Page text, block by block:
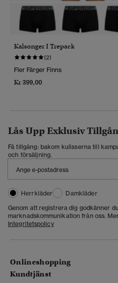
Kalsonger I Trepack
(2)
Fler Färger Finns
Kr 399,00
Lås Upp Exklusiv
Få tillgång: bakom kulisserna till
och försäljning.
Herrkläder
Damkläder
Genom att registrera dig godkänner
marknadskommunikation från oss.
Integritetspolicy
Onlineshopping
Kundtjänst